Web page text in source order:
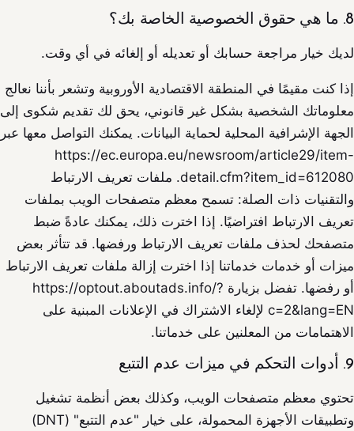
8. ما هي حقوق الخصوصية الخاصة بك؟
لديك خيار مراجعة حسابك أو تعديله أو إلغائه في أي وقت.
إذا كنت مقيمًا في المنطقة الاقتصادية الأوروبية وتشعر بأننا نعالج
معلوماتك الشخصية بشكل غير قانوني، يحق لك تقديم شكوى إلى
الجهة الإشرافية المحلية لحماية البيانات. يمكنك التواصل معها عبر
https://ec.europa.eu/newsroom/article29/item-
detail.cfm?item_id=612080. ملفات تعريف الارتباط
والتقنيات ذات الصلة: تسمح معظم متصفحات الويب بملفات
تعريف الارتباط افتراضيًا. إذا اخترت ذلك، يمكنك عادةً ضبط
متصفحك لحذف ملفات تعريف الارتباط ورفضها. قد تتأثر بعض
ميزات أو خدمات خدماتنا إذا اخترت إزالة ملفات تعريف الارتباط
أو رفضها. تفضل بزيارة https://optout.aboutads.info/?
c=2&lang=EN لإلغاء الاشتراك في الإعلانات المبنية على
الاهتمامات من المعلنين على خدماتنا.
9. أدوات التحكم في ميزات عدم التتبع
تحتوي معظم متصفحات الويب، وكذلك بعض أنظمة تشغيل
وتطبيقات الأجهزة المحمولة، على خيار "عدم التتبع" (DNT)